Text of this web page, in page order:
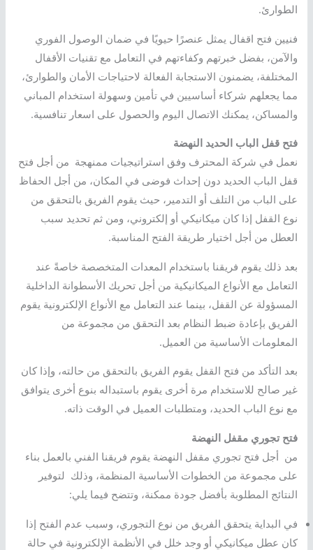
الطوارئ.
فنيين فتح اقفال يمثل عنصرًا حيويًا في ضمان الوصول الفوري
والآمن، بفضل خبرتهم وكفاءتهم في التعامل مع تقنيات الأقفال
المختلفة، يضمنون الاستجابة الفعالة لاحتياجات الأمان والطوارئ،
مما يجعلهم شركاء أساسيين في تأمين وسهولة استخدام المباني
والمساكن، يمكنك الاتصال اليوم والحصول على اسعار تنافسية.
فتح قفل الباب الحديد النهضة
نعمل في شركة المحترف وفق استراتيجيات ممنهجة من أجل فتح
قفل الباب الحديد دون إحداث فوضى في المكان، من أجل الحفاظ
على الباب من التلف أو التدمير، حيث يقوم الفريق بالتحقق من
نوع القفل إذا كان ميكانيكي أو إلكتروني، ومن ثم تحديد سبب
العطل من أجل اختيار طريقة الفتح المناسبة.
بعد ذلك يقوم فريقنا باستخدام المعدات المتخصصة خاصةً عند
التعامل مع الأنواع الميكانيكية من أجل تحريك الأسطوانة الداخلية
المسؤولة عن القفل، بينما عند التعامل مع الأنواع الإلكترونية يقوم
الفريق بإعادة ضبط النظام بعد التحقق من مجموعة من
المعلومات الأساسية من العميل.
بعد التأكد من فتح القفل يقوم الفريق بالتحقق من حالته، وإذا كان
غير صالح للاستخدام مرة أخرى يقوم باستبداله بنوع أخرى يتوافق
مع نوع الباب الحديد، ومتطلبات العميل في الوقت ذاته.
فتح تجوري مقفل النهضة
من أجل فتح تجوري مقفل النهضة يقوم فريقنا الفني بالعمل بناء
على مجموعة من الخطوات الأساسية المنظمة، وذلك لتوفير
النتائج المطلوبة بأفضل جودة ممكنة، وتتضح فيما يلي:
في البداية يتحقق الفريق من نوع التجوري، وسبب عدم الفتح إذا
كان عطل ميكانيكي أو وجد خلل في الأنظمة الإلكترونية في حالة